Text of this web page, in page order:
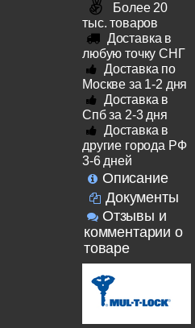
Более 20
тыс. товаров
Доставка в
любую точку СНГ
Доставка по
Москве за 1-2 дня
Доставка в
Спб за 2-3 дня
Доставка в
другие города РФ
3-6 дней
Описание
Документы
Отзывы и
комментарии о
товаре